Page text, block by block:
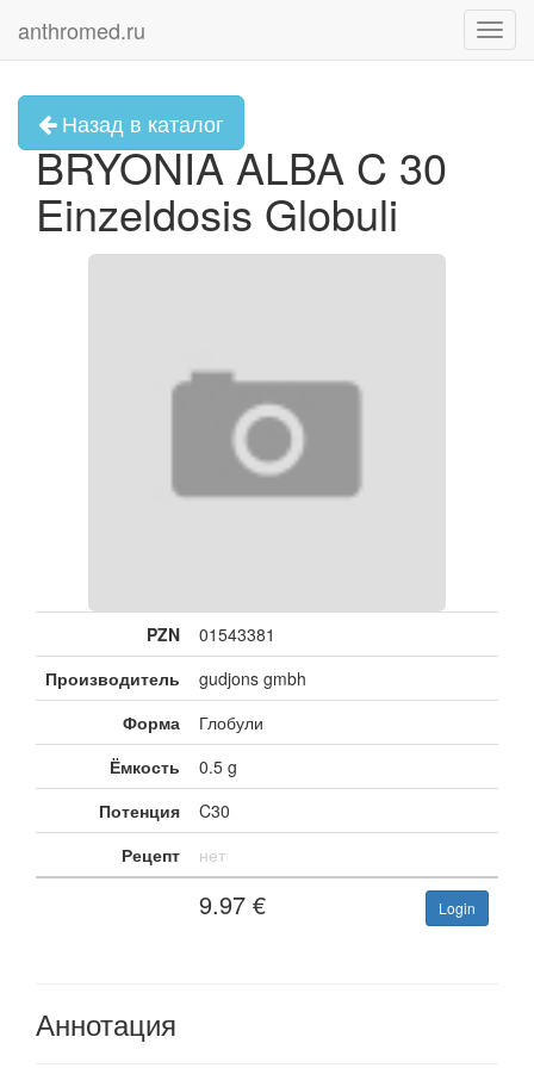
anthromed.ru
Назад в каталог
BRYONIA ALBA C 30
Einzeldosis Globuli
PZN
01543381
Производитель
gudjons gmbh
Форма
Глобули
Ёмкость
0.5 g
Потенция
C30
Рецепт
нет
9.97 € Login
Аннотация